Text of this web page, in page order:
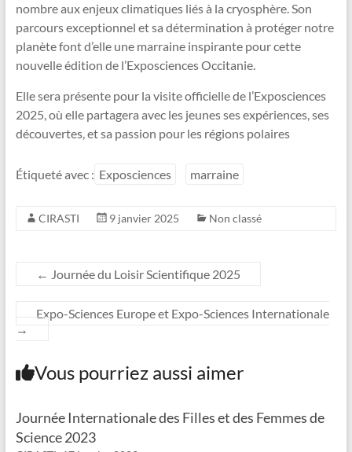
nombre aux enjeux climatiques liés à la cryosphère. Son
parcours exceptionnel et sa détermination à protéger notre
planète font d’elle une marraine inspirante pour cette
nouvelle édition de l’Exposciences Occitanie.
Elle sera présente pour la visite officielle de l’Exposciences
2025, où elle partagera avec les jeunes ses expériences, ses
découvertes, et sa passion pour les régions polaires
Étiqueté avec : Exposciences marraine
CIRASTI 9 janvier 2025 Non classé
← Journée du Loisir Scientifique 2025
Expo-Sciences Europe et Expo-Sciences Internationale
→
Vous pourriez aussi aimer
Journée Internationale des Filles et des Femmes de
Science 2023